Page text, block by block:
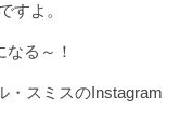
すよ。
る～！
スミスのInstagram